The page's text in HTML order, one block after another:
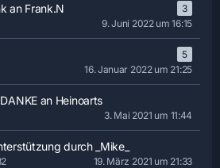
an Frank.N
3
9. Juni 2022 um 16:15
5
16. Januar 2022 um 21:25
an Heinoarts
3. Mai 2021 um 11:44
durch _Mike_
19. März 2021 um 21:33